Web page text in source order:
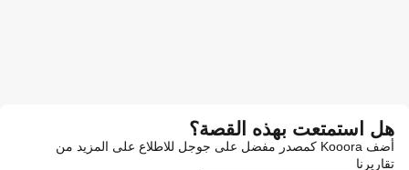
هل استمتعت بهذه القصة؟
أضف Kooora كمصدر مفضل على جوجل للاطلاع على المزيد من
تقاريرنا